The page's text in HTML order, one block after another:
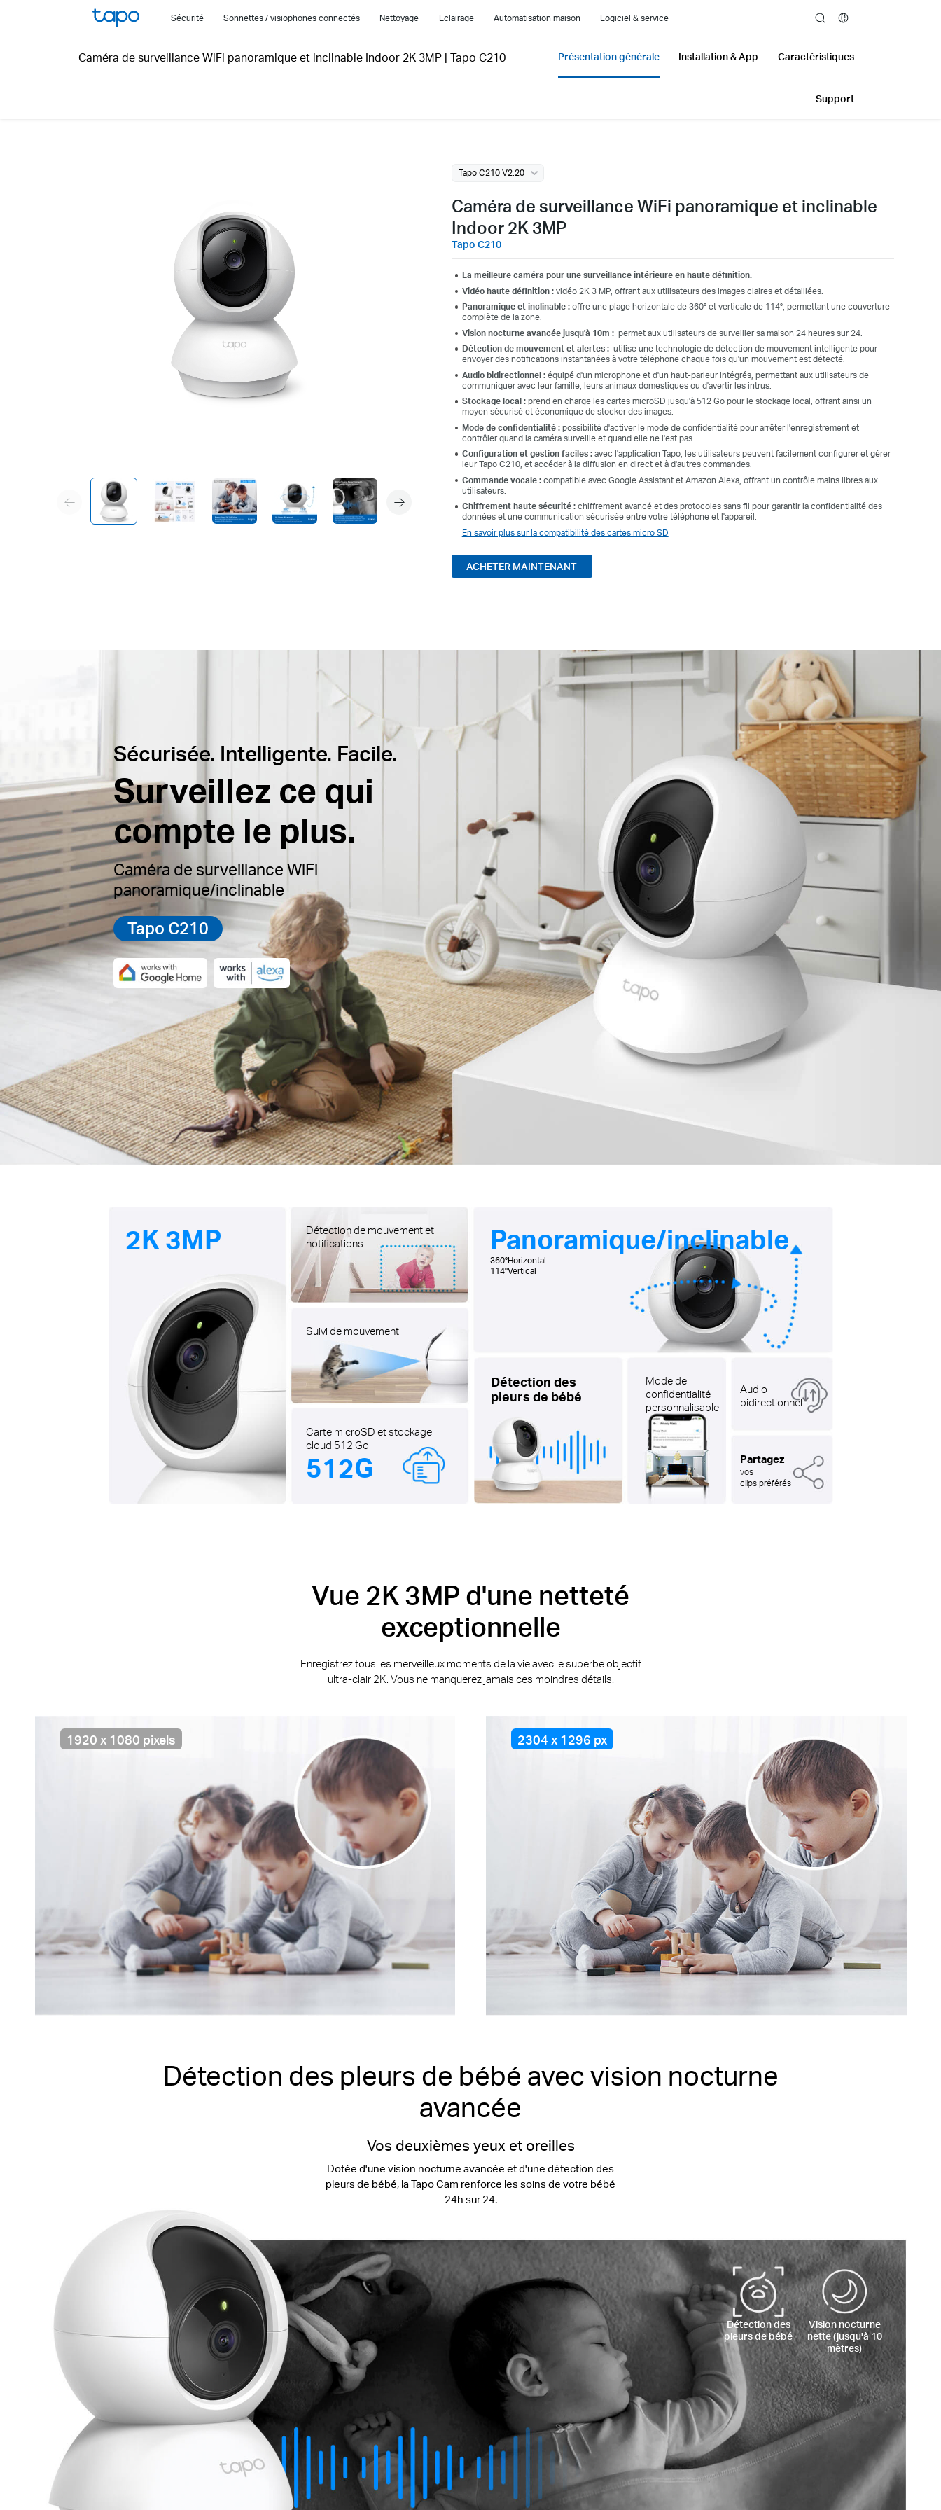
Sécurité Sonnettes / visiophones connectés Nettoyage Eclairage Automatisation maison Logiciel & service search
Caméra de surveillance WiFi panoramique et inclinable Indoor 2K 3MP | Tapo C210 Présentation générale Installation & App Caractéristiques
Support
Tapo C210 V2.20
Caméra de surveillance WiFi panoramique et inclinable
Indoor 2K 3MP
Tapo C210
La meilleure caméra pour une surveillance intérieure en haute définition.
Vidéo haute définition : vidéo 2K 3 MP, offrant aux utilisateurs des images claires et détaillées.
Panoramique et inclinable : offre une plage horizontale de 360° et verticale de 114°, permettant une couverture
complète de la zone.
Vision nocturne avancée jusqu'à 10m : permet aux utilisateurs de surveiller sa maison 24 heures sur 24.
Détection de mouvement et alertes : utilise une technologie de détection de mouvement intelligente pour
envoyer des notifications instantanées à votre téléphone chaque fois qu'un mouvement est détecté.
Audio bidirectionnel : équipé d'un microphone et d'un haut-parleur intégrés, permettant aux utilisateurs de
communiquer avec leur famille, leurs animaux domestiques ou d'avertir les intrus.
Stockage local : prend en charge les cartes microSD jusqu'à 512 Go pour le stockage local, offrant ainsi un
moyen sécurisé et économique de stocker des images.
Mode de confidentialité : possibilité d'activer le mode de confidentialité pour arrêter l'enregistrement et
contrôler quand la caméra surveille et quand elle ne l'est pas.
Configuration et gestion faciles : avec l'application Tapo, les utilisateurs peuvent facilement configurer et gérer
leur Tapo C210, et accéder à la diffusion en direct et à d'autres commandes.
Commande vocale : compatible avec Google Assistant et Amazon Alexa, offrant un contrôle mains libres aux
utilisateurs.
Chiffrement haute sécurité :chiffrement avancé et des protocoles sans fil pour garantir la confidentialité des
données et une communication sécurisée entre votre téléphone et l'appareil.
En savoir plus sur la compatibilité des cartes micro SD
ACHETER MAINTENANT
Sécurisée. Intelligente. Facile.
Surveillez ce qui
compte le plus.
Caméra de surveillance WiFi
panoramique/inclinable
Tapo C210
2K 3MP
Détection de mouvement et
notifications
Suivi de mouvement
Carte microSD et stockage
cloud 512 Go
512G
Panoramique/inclinable
360°Horizontal
114°Vertical
Détection des
pleurs de bébé
Mode de
confidentialité
personnalisable
Audio
bidirectionnel
Partagez
vos
clips préférés
Vue 2K 3MP d'une netteté
exceptionnelle
Enregistrez tous les merveilleux moments de la vie avec le superbe objectif
ultra-clair 2K. Vous ne manquerez jamais ces moindres détails.
1920 x 1080 pixels 2304 x 1296 px
Détection des pleurs de bébé avec vision nocturne
avancée
Vos deuxièmes yeux et oreilles
Dotée d'une vision nocturne avancée et d'une détection des
pleurs de bébé, la Tapo Cam renforce les soins de votre bébé
24h sur 24.
Détection des
pleurs de bébé
Vision nocturne
nette (jusqu'à 10
mètres)